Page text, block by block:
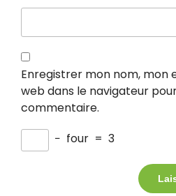
Enregistrer mon nom, mon
web dans le navigateur
commentaire.
− four = 3